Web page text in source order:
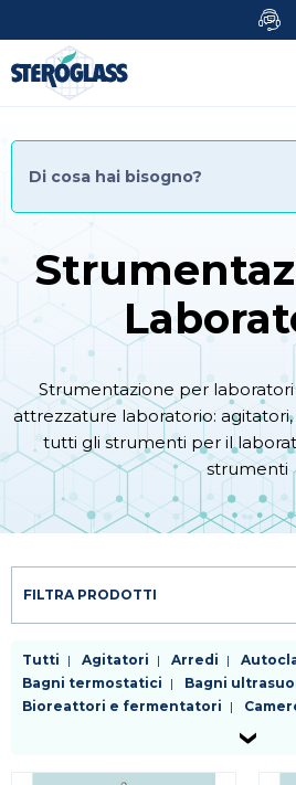
al
contenuto
principale
Strumentazione per
attrezzature laboratorio:
tutti gli strumenti per il
strumenti
FILTRA PRODOTTI
Tutti Agitatori Arredi
Bagni termostatici
Bagni
Bioreattori e fermentatori
Frigoriferi e congelatori